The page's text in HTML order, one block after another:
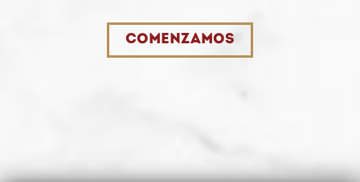
Comenzamos